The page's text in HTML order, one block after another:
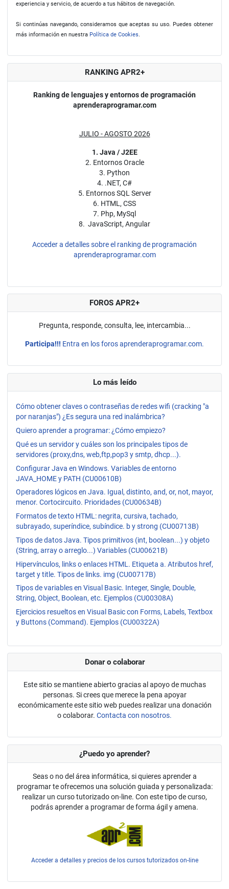
experiencia y servicio, de acuerdo a tus hábitos de navegación.
Si continúas navegando, consideramos que aceptas su uso. Puedes obtener
más información en nuestra Política de Cookies.
RANKING APR2+
Ranking de lenguajes y entornos de programación
aprenderaprogramar.com
JULIO - AGOSTO 2026
1. Java / J2EE
2. Entornos Oracle
3. Python
4. .NET, C#
5. Entornos SQL Server
6. HTML, CSS
7. Php, MySql
8. JavaScript, Angular
Acceder a detalles sobre el ranking de programación
aprenderaprogramar.com
FOROS APR2+
Pregunta, responde, consulta, lee, intercambia...
Participa!!! Entra en los foros aprenderaprogramar.com.
Lo más leído
Cómo obtener claves o contraseñas de redes wifi (cracking "a
por naranjas") ¿Es segura una red inalámbrica?
Quiero aprender a programar: ¿Cómo empiezo?
Qué es un servidor y cuáles son los principales tipos de
servidores (proxy,dns, web,ftp,pop3 y smtp, dhcp...).
Configurar Java en Windows. Variables de entorno
JAVA_HOME y PATH (CU00610B)
Operadores lógicos en Java. Igual, distinto, and, or, not, mayor,
menor. Cortocircuito. Prioridades (CU00634B)
Formatos de texto HTML: negrita, cursiva, tachado,
subrayado, superíndice, subíndice. b y strong (CU00713B)
Tipos de datos Java. Tipos primitivos (int, boolean...) y objeto
(String, array o arreglo...) Variables (CU00621B)
Hipervínculos, links o enlaces HTML. Etiqueta a. Atributos href,
target y title. Tipos de links. img (CU00717B)
Tipos de variables en Visual Basic. Integer, Single, Double,
String, Object, Boolean, etc. Ejemplos (CU00308A)
Ejercicios resueltos en Visual Basic con Forms, Labels, Textbox
y Buttons (Command). Ejemplos (CU00322A)
Donar o colaborar
Este sitio se mantiene abierto gracias al apoyo de muchas
personas. Si crees que merece la pena apoyar
económicamente este sitio web puedes realizar una donación
o colaborar. Contacta con nosotros.
¿Puedo yo aprender?
Seas o no del área informática, si quieres aprender a
programar te ofrecemos una solución guiada y personalizada:
realizar un curso tutorizado on-line. Con este tipo de curso,
podrás aprender a programar de forma ágil y amena.
Acceder a detalles y precios de los cursos tutorizados on-line